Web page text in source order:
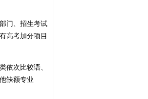
门、招生考试
高考加分项目
次比较语、
缺额专业